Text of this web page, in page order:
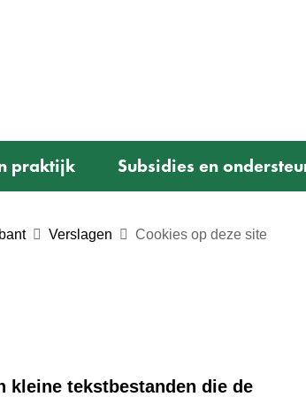
praktijk Subsidies en
Verslagen Cookies op deze site
kleine tekstbestanden die de